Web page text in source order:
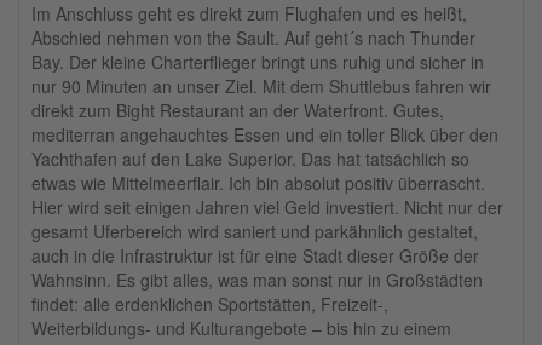
Im Anschluss geht es direkt zum Flughafen und es heißt,
Abschied nehmen von the Sault. Auf geht´s nach Thunder
Bay. Der kleine Charterflieger bringt uns ruhig und sicher in
nur 90 Minuten an unser Ziel. Mit dem Shuttlebus fahren wir
direkt zum Bight Restaurant an der Waterfront. Gutes,
mediterran angehauchtes Essen und ein toller Blick über den
Yachthafen auf den Lake Superior. Das hat tatsächlich so
etwas wie Mittelmeerflair. Ich bin absolut positiv überrascht.
Hier wird seit einigen Jahren viel Geld investiert. Nicht nur der
gesamt Uferbereich wird saniert und parkähnlich gestaltet,
auch in die Infrastruktur ist für eine Stadt dieser Größe der
Wahnsinn. Es gibt alles, was man sonst nur in Großstädten
findet: alle erdenklichen Sportstätten, Freizeit-,
Weiterbildungs- und Kulturangebote – bis hin zu einem